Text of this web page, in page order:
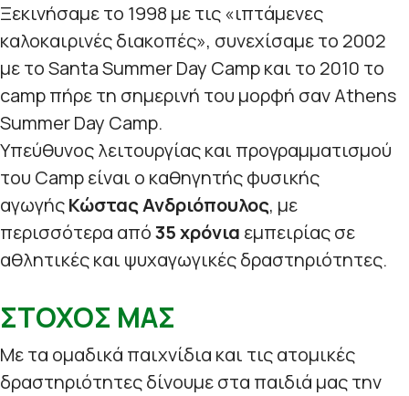
Ξεκινήσαμε το 1998 με τις «ιπτάμενες
καλοκαιρινές διακοπές», συνεχίσαμε το 2002
με το Santa Summer Day Camp και το 2010 το
camp πήρε τη σημερινή του μορφή σαν Athens
Summer Day Camp.
Υπεύθυνος λειτουργίας και προγραμματισμού
του Camp είναι ο καθηγητής φυσικής
αγωγήςΚώστας Ανδριόπουλος, με
περισσότερα από35 χρόνια εμπειρίας σε
αθλητικές και ψυχαγωγικές δραστηριότητες.
ΣΤΟΧΟΣ ΜΑΣ
Με τα ομαδικά παιχνίδια και τις ατομικές
δραστηριότητες δίνουμε στα παιδιά μας την